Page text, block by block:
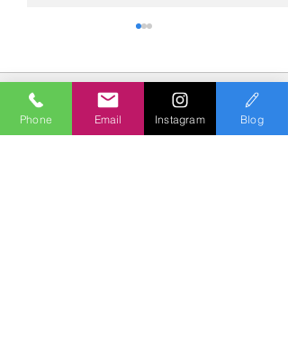
コメント
Phone Email Instagram Blog